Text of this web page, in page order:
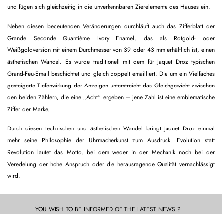
und fügen sich gleichzeitig in die unverkennbaren Zierelemente des Hauses ein.
Neben diesen bedeutenden Veränderungen durchläuft auch das Zifferblatt der
Grande Seconde Quantième Ivory Enamel, das als Rotgold- oder
Weißgoldversion mit einem Durchmesser von 39 oder 43 mm erhältlich ist, einen
ästhetischen Wandel. Es wurde traditionell mit dem für Jaquet Droz typischen
Grand-Feu-Email beschichtet und gleich doppelt emailliert. Die um ein Vielfaches
gesteigerte Tiefenwirkung der Anzeigen unterstreicht das Gleichgewicht zwischen
den beiden Zählern, die eine „Acht“ ergeben – jene Zahl ist eine emblematische
Ziffer der Marke.
Durch diesen technischen und ästhetischen Wandel bringt Jaquet Droz einmal
mehr seine Philosophie der Uhrmacherkunst zum Ausdruck. Evolution statt
Revolution lautet das Motto, bei dem weder in der Mechanik noch bei der
Veredelung der hohe Anspruch oder die herausragende Qualität vernachlässigt
wird.
YOU WISH TO BE INFORMED OF THE LATEST NEWS ?